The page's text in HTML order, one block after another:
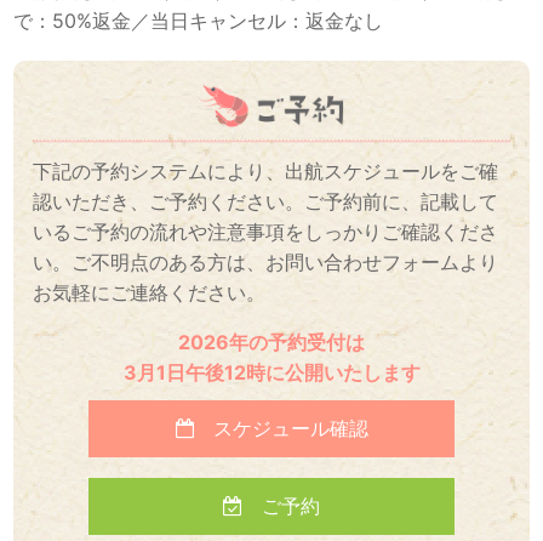
で：50%返金／当日キャンセル：返金なし
下記の予約システムにより、出航スケジュールをご確
認いただき、ご予約ください。ご予約前に、記載して
いるご予約の流れや注意事項をしっかりご確認くださ
い。ご不明点のある方は、お問い合わせフォームより
お気軽にご連絡ください。
2026年の予約受付は
3月1日午後12時に公開いたします
スケジュール確認
ご予約